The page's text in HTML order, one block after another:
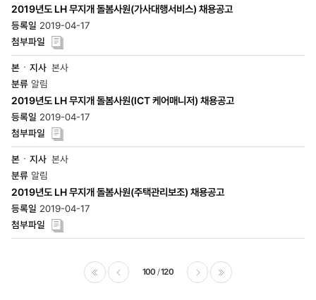
2019년도 LH 무지개 돌봄사원(가사대행서비스) 채용공고
2019-04-17
본사
알림
2019년도 LH 무지개 돌봄사원(ICT 케어매니저) 채용공고
2019-04-17
본사
알림
2019년도 LH 무지개 돌봄사원(주택관리보조) 채용공고
2019-04-17
100 120